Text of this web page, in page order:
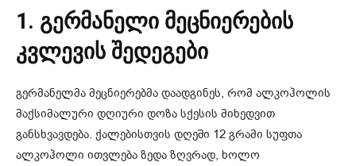
1. გერმანელი მეცნიერების
კვლევის შედეგები
გერმანელმა მეცნიერებმა დაადგინეს, რომ ალკოჰოლის
მაქსიმალური დღიური დოზა სქესის მიხედვით
განსხვავდება. ქალებისთვის დღეში 12 გრამი სუფთა
ალკოჰოლი ითვლება ზედა ზღვრად, ხოლო